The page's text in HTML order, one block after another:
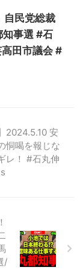
自民党総裁
知事選 #石
田市議会 #
2024.5.10 安
恫喝を報じな
レ！ #石丸伸
/